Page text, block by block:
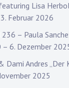
Lisa
Februar 2026
236 – Paula
– 6. Dezember
Andres „Der
2025